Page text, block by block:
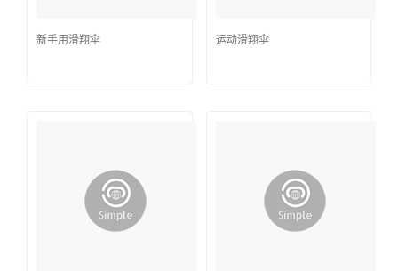
新手用滑翔伞 运动滑翔伞